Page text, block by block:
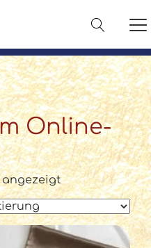
Werktagen
Online-
angezeigt